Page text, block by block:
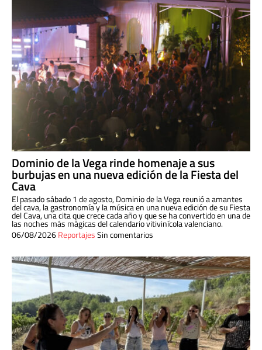
Dominio de la Vega rinde homenaje a sus
burbujas en una nueva edición de la Fiesta del
Cava
El pasado sábado 1 de agosto, Dominio de la Vega reunió a amantes
del cava, la gastronomía y la música en una nueva edición de su Fiesta
del Cava, una cita que crece cada año y que se ha convertido en una de
las noches más mágicas del calendario vitivinícola valenciano.
06/08/2026ReportajesSin comentarios